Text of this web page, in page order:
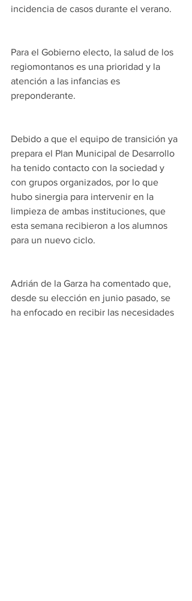
incidencia de casos durante el verano.
Para el Gobierno electo, la salud de los
regiomontanos es una prioridad y la
atención a las infancias es
preponderante.
Debido a que el equipo de transición ya
prepara el Plan Municipal de Desarrollo
ha tenido contacto con la sociedad y
con grupos organizados, por lo que
hubo sinergia para intervenir en la
limpieza de ambas instituciones, que
esta semana recibieron a los alumnos
para un nuevo ciclo.
Adrián de la Garza ha comentado que,
desde su elección en junio pasado, se
ha enfocado en recibir las necesidades